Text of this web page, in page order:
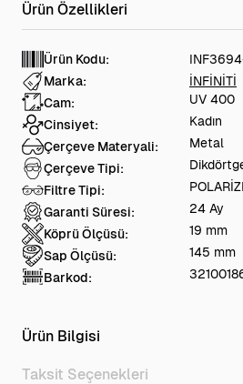
Ürün Kodu:
Marka:
İNFİNİTİ
Cam:
UV 400
Cinsiyet:
Kadın
Çerçeve Materyali:
Metal
Çerçeve Tipi:
Filtre Tipi:
Garanti Süresi:
24 Ay
Köprü Ölçüsü:
19 mm
Sap Ölçüsü:
145 mm
Barkod:
Ürün Bilgisi
Taksit Seçenekleri